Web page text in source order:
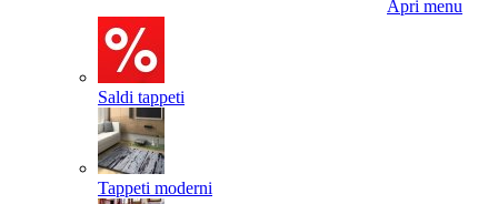
Apri menu
Saldi tappeti
Tappeti moderni